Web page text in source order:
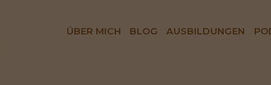
ÜBER MICH BLOG AUSBILDUNGEN